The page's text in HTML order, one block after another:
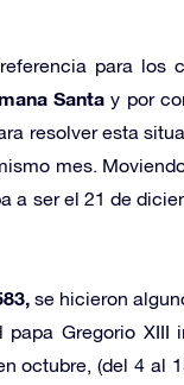
para los
Santa y por
resolver esta
mes.
a ser el 21 de
se hicieron
Gregorio XIII
octubre, (del 4 al